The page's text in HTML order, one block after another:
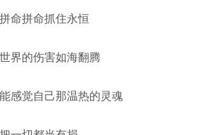
命拼命抓住永恒
界的伤害如海翻腾
感觉自己那温热的灵魂